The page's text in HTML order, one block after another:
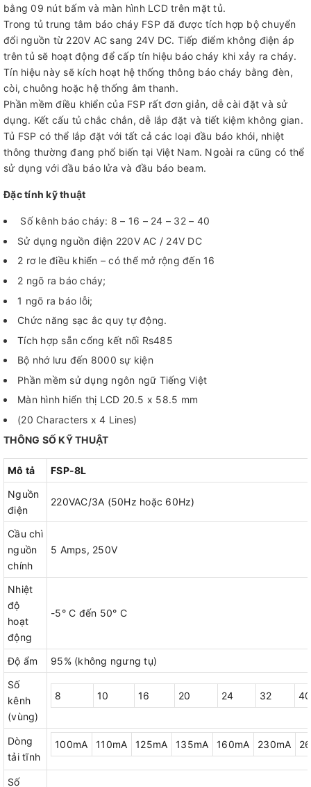
bằng 09 nút bấm và màn hình LCD trên mặt tủ.
Trong tủ trung tâm báo cháy FSP đã được tích hợp bộ chuyển
đổi nguồn từ 220V AC sang 24V DC. Tiếp điểm không điện áp
trên tủ sẽ hoạt động để cấp tín hiệu báo cháy khi xảy ra cháy.
Tín hiệu này sẽ kích hoạt hệ thống thông báo cháy bằng đèn,
còi, chuông hoặc hệ thống âm thanh.
Phần mềm điều khiển của FSP rất đơn giản, dễ cài đặt và sử
dụng. Kết cấu tủ chắc chắn, dễ lắp đặt và tiết kiệm không gian.
Tủ FSP có thể lắp đặt với tất cả các loại đầu báo khói, nhiệt
thông thường đang phổ biến tại Việt Nam. Ngoài ra cũng có thể
sử dụng với đầu báo lửa và đầu báo beam.
Đặc tính kỹ thuật
Số kênh báo cháy: 8 – 16 – 24 – 32 – 40
Sử dụng nguồn điện 220V AC / 24V DC
2 rơ le điều khiển – có thể mở rộng đến 16
2 ngõ ra báo cháy;
1 ngõ ra báo lỗi;
Chức năng sạc ắc quy tự động.
Tích hợp sẵn cổng kết nối Rs485
Bộ nhớ lưu đến 8000 sự kiện
Phần mềm sử dụng ngôn ngữ Tiếng Việt
Màn hình hiển thị LCD 20.5 x 58.5 mm
(20 Characters x 4 Lines)
THÔNG SỐ KỸ THUẬT
Mô tả
FSP-8L
Nguồn
điện
220VAC/3A (50Hz hoặc 60Hz)
Cầu chì
nguồn
chính
5 Amps, 250V
Nhiệt
độ
hoạt
động
-5° C đến 50° C
Độ ẩm
95% (không ngưng tụ)
Số
kênh
(vùng)
8 10 16 20 24 32 40
Dòng
tải tĩnh
100mA 110mA 125mA 135mA 160mA 230mA
Số